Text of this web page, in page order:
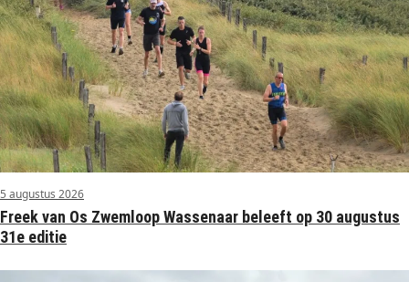
5 augustus 2026
Freek van Os Zwemloop Wassenaar beleeft op 30 augustus
31e editie